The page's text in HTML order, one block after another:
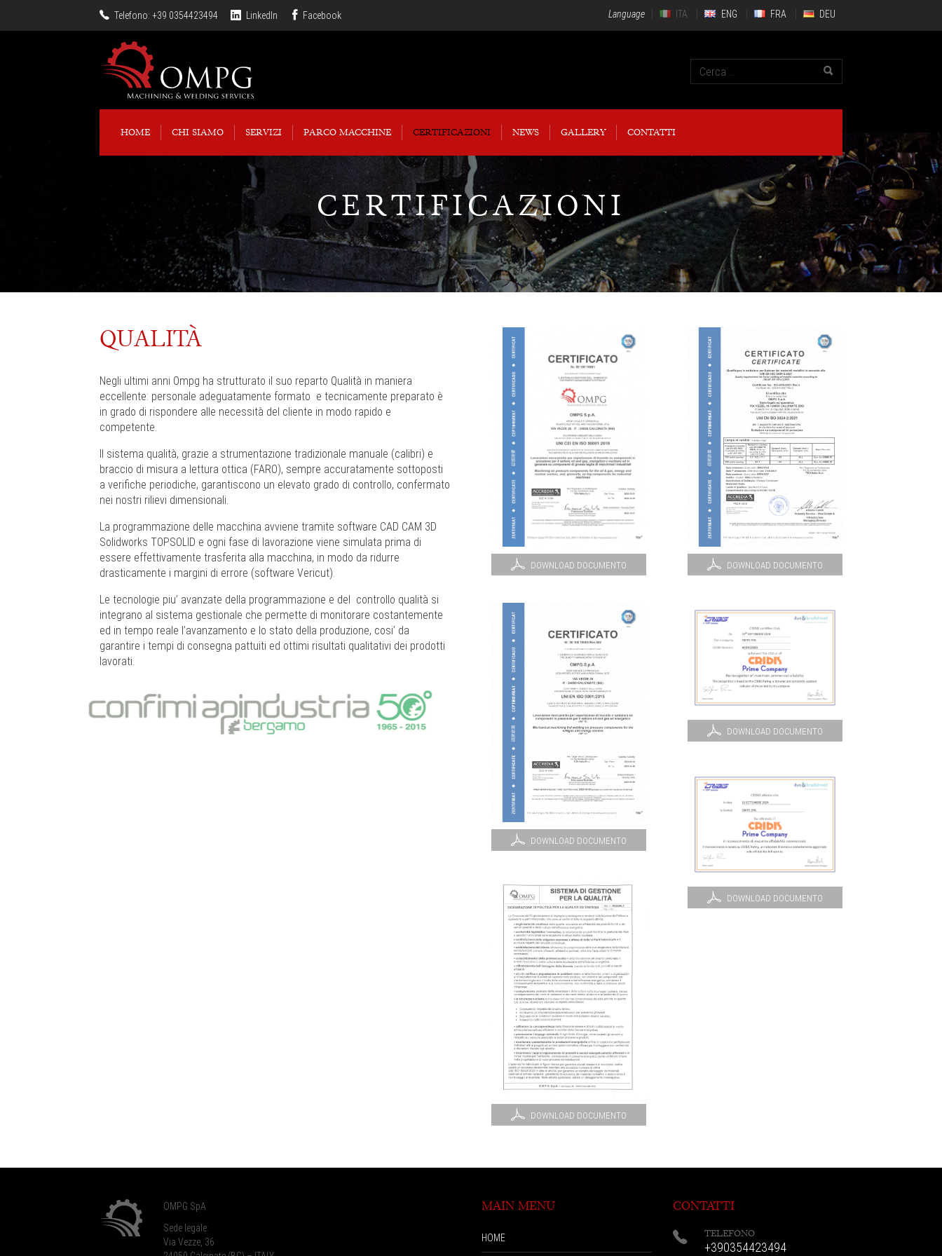
Telefono: +39 0354423494 LinkedIn Facebook Language ITA ENG FRA DEU
HOME CHI SIAMO SERVIZI PARCO MACCHINE CERTIFICAZIONI NEWS GALLERY CONTATTI
CERTIFICAZIONI
QUALITÀ
Negli ultimi anni Ompg ha strutturato il suo reparto Qualità in maniera
eccellente: personale adeguatamente formato e tecnicamente preparato è
in grado di rispondere alle necessità del cliente in modo rapido e
competente.
Il sistema qualità, grazie a strumentazione tradizionale manuale (calibri) e
braccio di misura a lettura ottica (FARO), sempre accuratamente sottoposti
a verifiche periodiche, garantiscono un elevato grado di controllo, confermato
nei nostri rilievi dimensionali.
La programmazione delle macchina avviene tramite software CAD CAM 3D
Solidworks TOPSOLID e ogni fase di lavorazione viene simulata prima di
essere effettivamente trasferita alla macchina, in modo da ridurre
drasticamente i margini di errore (software Vericut).
Le tecnologie piu’ avanzate della programmazione e del controllo qualità si
integrano al sistema gestionale che permette di monitorare costantemente
ed in tempo reale l’avanzamento e lo stato della produzione, cosi’ da
garantire i tempi di consegna pattuiti ed ottimi risultati qualitativi dei prodotti
lavorati.
DOWNLOAD DOCUMENTO
DOWNLOAD DOCUMENTO
DOWNLOAD DOCUMENTO
DOWNLOAD DOCUMENTO
DOWNLOAD DOCUMENTO
DOWNLOAD DOCUMENTO
OMPG SpA
Sede legale:
Via Vezze, 36
MAIN MENU
HOME
CONTATTI
TELEFONO
+390354423494